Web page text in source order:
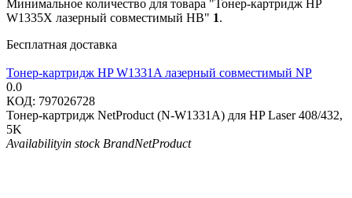
Минимальное количество для товара "Тонер-картридж HP
W1335X лазерный совместимый HB" 1.
Бесплатная доставка
Тонер-картридж HP W1331A лазерный совместимый NP
0.0
КОД: 797026728
Тонер-картридж NetProduct (N-W1331A) для HP Laser 408/432,
5K
Availabilityin stock BrandNetProduct